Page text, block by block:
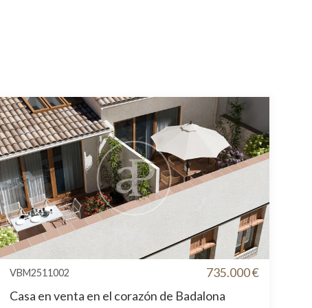
VBM2511002 735.000 €
Casa en venta en el corazón de Badalona